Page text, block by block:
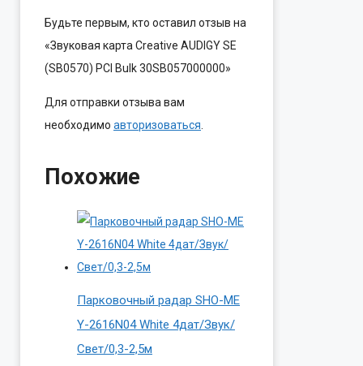
Будьте первым, кто оставил отзыв на
«Звуковая карта Creative AUDIGY SE
(SB0570) PCI Bulk 30SB057000000»
Для отправки отзыва вам
необходимо авторизоваться
Похожие
Парковочный радар SHO-ME
Y-2616N04 White 4дат/Звук/
Свет/0,3-2,5м